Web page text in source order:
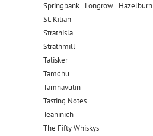
Springbank | Longrow | Hazelburn
St. Kilian
Strathisla
Strathmill
Talisker
Tamdhu
Tamnavulin
Tasting Notes
Teaninich
The Fifty Whiskys